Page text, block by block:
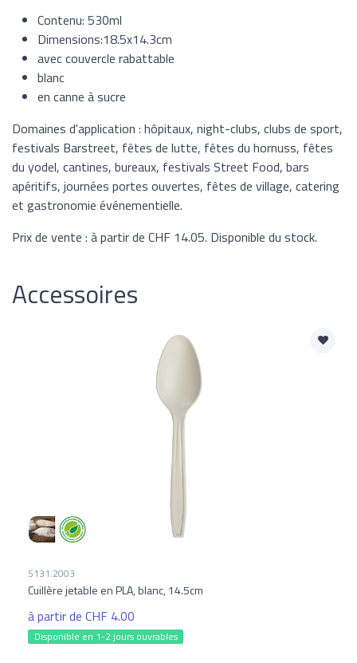
Contenu: 530ml
Dimensions:18.5x14.3cm
avec couvercle rabattable
blanc
en canne à sucre
Domaines d'application : hôpitaux, night-clubs, clubs de sport,
festivals Barstreet, fêtes de lutte, fêtes du hornuss, fêtes
du yodel, cantines, bureaux, festivals Street Food, bars
apéritifs, journées portes ouvertes, fêtes de village, catering
et gastronomie événementielle.
Prix de vente : à partir de CHF 14.05. Disponible du stock.
Accessoires
5131.2003
Cuillère jetable en PLA, blanc, 14.5cm
à partir de CHF 4.00
Disponible en 1-2 jours ouvrables